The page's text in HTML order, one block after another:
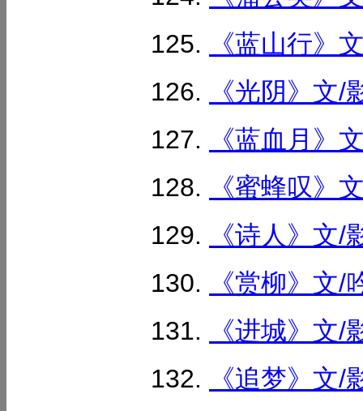
《蓝山行》
《光阴》文
《蓝血月》
《蜜蜂叹》
《诗人》文
《赏柳》文
《进城》文
《追梦》文